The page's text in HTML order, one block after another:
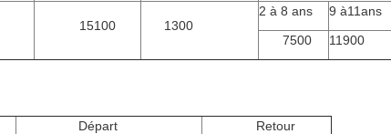
15100 1300
2 à 8 ans
9 à11ans
7500
11900
Départ
Retour